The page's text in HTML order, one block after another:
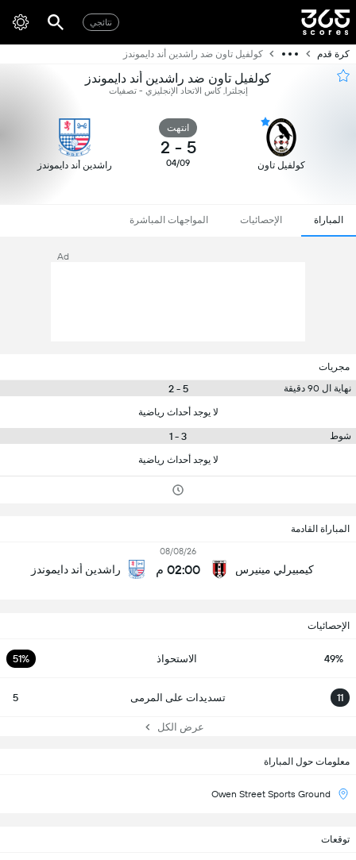
نتائجي
كرة قدم كولفيل تاون ضد راشدين أند دايموندز
كولفيل تاون ضد راشدين أند دايموندز
إنجلترا, كاس الاتحاد الإنجليزي - تصفيات
كولفيل تاون
انتهت
5
-
2
04/09 راشدين أند دايموندز
المباراة الإحصائيات المواجهات المباشرة
Ad
مجريات
نهاية ال 90 دقيقة
5 - 2
لا يوجد أحداث رياضية
شوط 3 - 1
لا يوجد أحداث رياضية
المباراة القادمة
كيمبيرلي مينيرس
08/08/26
02:00 م راشدين أند دايموندز
الإحصائيات
49% الاستحواذ 51%
11 تسديدات على المرمى 5
عرض الكل
معلومات حول المباراة
Owen Street Sports Ground
توقعات